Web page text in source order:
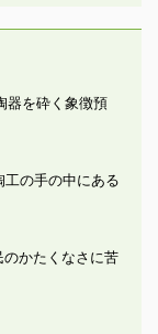
器を砕く象徴預
の手の中にある
かたくなさに苦